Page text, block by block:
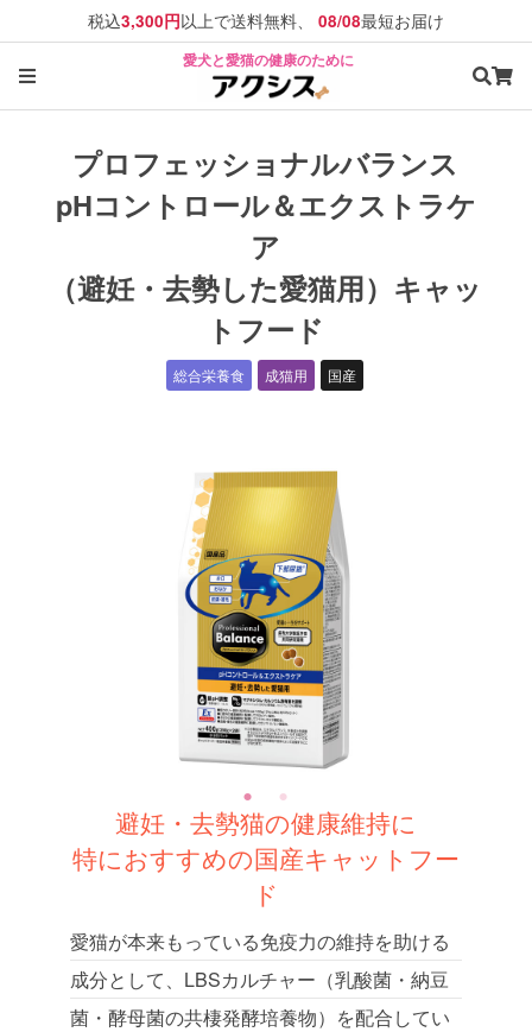
税込3,300円以上で送料無料、 08/08最短お届け
愛犬と愛猫の健康のために
プロフェッショナルバランス
pHコントロール＆エクストラケ
ア
（避妊・去勢した愛猫用）キャッ
トフード
総合栄養食 成猫用 国産
避妊・去勢猫の健康維持に
特におすすめの国産キャットフー
ド
愛猫が本来もっている免疫力の維持を助ける
成分として、LBSカルチャー（乳酸菌・納豆
菌・酵母菌の共棲発酵培養物）を配合してい